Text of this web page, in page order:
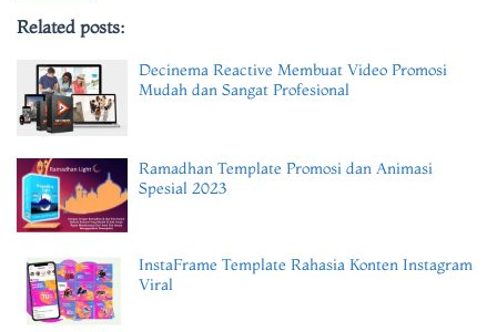
Related posts:
Decinema Reactive Membuat Video Promosi
Mudah dan Sangat Profesional
Ramadhan Template Promosi dan Animasi
Spesial 2023
InstaFrame Template Rahasia Konten Instagram
Viral